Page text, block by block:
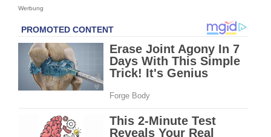
Werbung